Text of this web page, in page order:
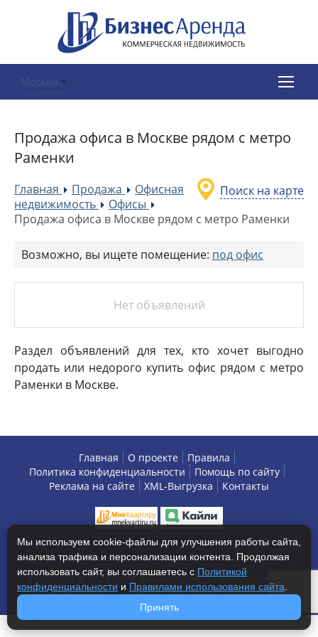
Москва
Продажа офиса в Москве рядом с метро
Раменки
Поиск на карте
Главная »Продажа »Офисная
недвижимость
»Офисы
Продажа офиса в Москве рядом с метро Раменки
Возможно, вы ищете помещение: под офис
Нет объявлений
Раздел объявлений для тех, кто хочет выгодно
продать или недорого купить офис рядом с метро
Раменки в Москве.
Главная О проекте
Правила
Политика конфиденциальности
Помощь по сайту
Реклама на сайте
XML-Выгрузка Контакты
Copyright © 2013-2026 БизнесАренда - коммерческая
недвижимость, г. Москва. Все права защищены.
Мы используем cookie-файлы для улучшения работы сайта,
анализа трафика и персонализации контента. Продолжая
использовать сайт, вы соглашаетесь с Политикой
конфиденциальности и Правилами использования сайта
Принять